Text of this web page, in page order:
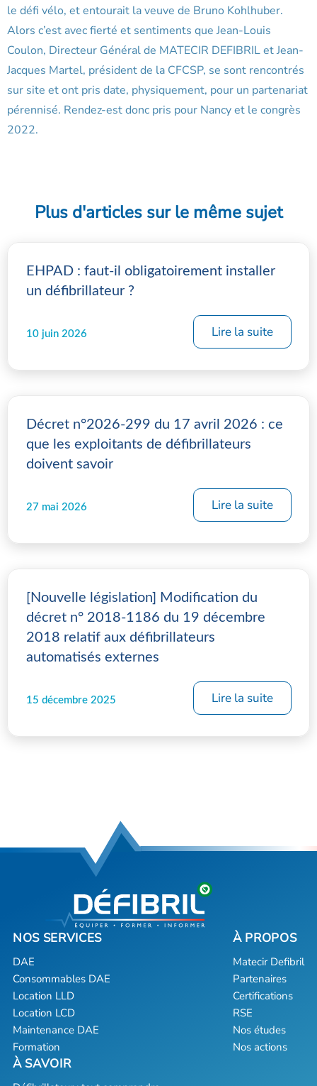
le défi vélo, et entourait la veuve de Bruno Kohlhuber.
Alors c’est avec fierté et sentiments que Jean-Louis
Coulon, Directeur Général de MATECIR DEFIBRIL et Jean-
Jacques Martel, président de la CFCSP, se sont rencontrés
sur site et ont pris date, physiquement, pour un partenariat
pérennisé. Rendez-est donc pris pour Nancy et le congrès
2022.
Plus d'articles sur le même sujet
EHPAD : faut-il obligatoirement installer
un défibrillateur ?
10 juin 2026 Lire la suite
Décret n°2026-299 du 17 avril 2026 : ce
que les exploitants de défibrillateurs
doivent savoir
27 mai 2026 Lire la suite
[Nouvelle législation] Modification du
décret n° 2018-1186 du 19 décembre
2018 relatif aux défibrillateurs
automatisés externes
15 décembre 2025 Lire la suite
DAE
Consommables DAE
Location LLD
Location LCD
Maintenance DAE
Formation
Matecir Defibril
Partenaires
Certifications
RSE
Nos études
Nos actions